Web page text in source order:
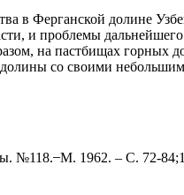
в Ферганской долине
и проблемы
на пастбищах
со своими
№118. ̶ М. 1962. – С. 72-